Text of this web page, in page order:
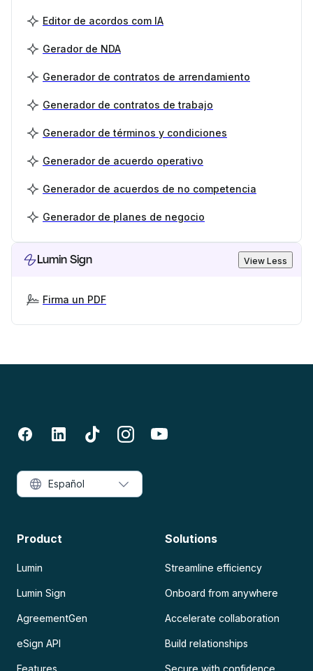
Editor de acordos com IA
Gerador de NDA
Generador de contratos de arrendamiento
Generador de contratos de trabajo
Generador de términos y condiciones
Generador de acuerdo operativo
Generador de acuerdos de no competencia
Generador de planes de negocio
Lumin Sign View Less
Firma un PDF
Product
Lumin
Lumin Sign
AgreementGen
eSign API
Features
Solutions
Streamline efficiency
Onboard from anywhere
Accelerate collaboration
Build relationships
Secure with confidence
Español